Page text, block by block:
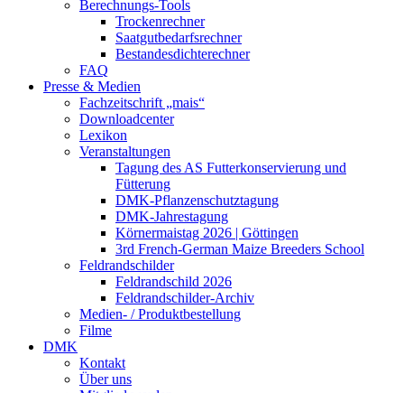
Berechnungs-Tools
Trockenrechner
Saatgutbedarfsrechner
Bestandesdichterechner
FAQ
Presse & Medien
Fachzeitschrift „mais“
Downloadcenter
Lexikon
Veranstaltungen
Tagung des AS Futterkonservierung und
Fütterung
DMK-Pflanzenschutztagung
DMK-Jahrestagung
Körnermaistag 2026 | Göttingen
3rd French-German Maize Breeders School
Feldrandschilder
Feldrandschild 2026
Feldrandschilder-Archiv
Medien- / Produktbestellung
Filme
DMK
Kontakt
Über uns